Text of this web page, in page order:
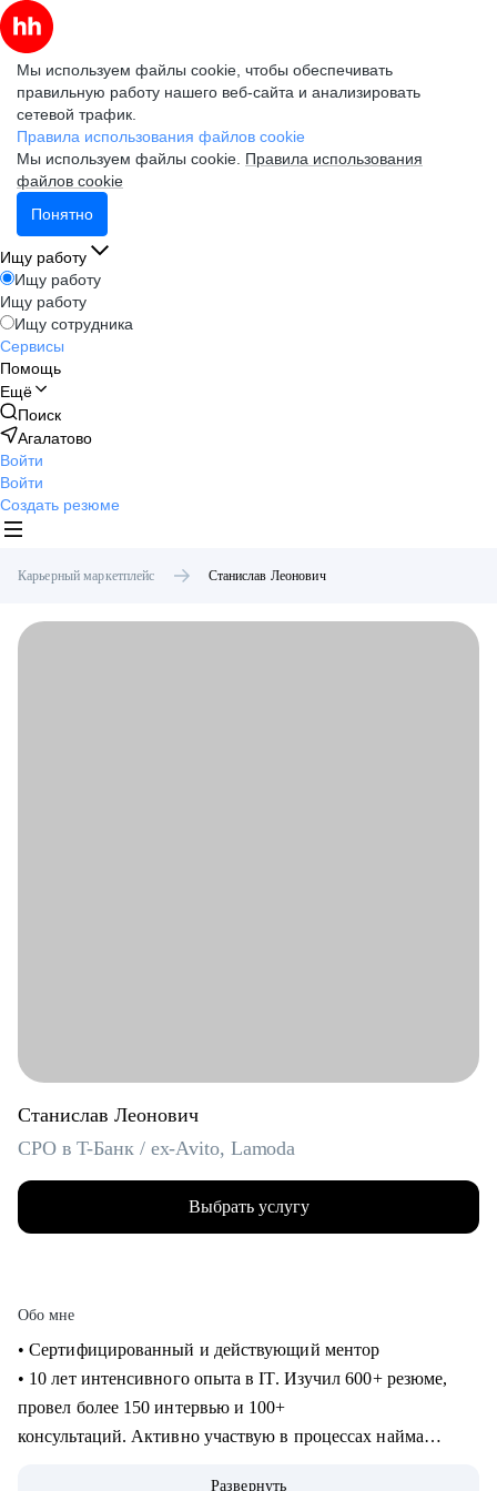
Мы используем файлы cookie, чтобы обеспечивать
правильную работу нашего веб-сайта и анализировать
сетевой трафик.
Правила использования файлов cookie
Мы используем файлы cookie. Правила использования
файлов cookie
Понятно
Ищу работу
Ищу работу
Ищу работу
Ищу сотрудника
Сервисы
Помощь
Ещё
Поиск
Агалатово
Войти
Войти
Создать резюме
Карьерный маркетплейс Станислав Леонович
Станислав Леонович
CPO в T-Банк / ex-Avito, Lamoda
Выбрать услугу
Обо мне
• Сертифицированный и действующий ментор
• 10 лет интенсивного опыта в IT. Изучил 600+ резюме,
провел более 150 интервью и 100+
консультаций. Активно участвую в процессах найма
Развернуть